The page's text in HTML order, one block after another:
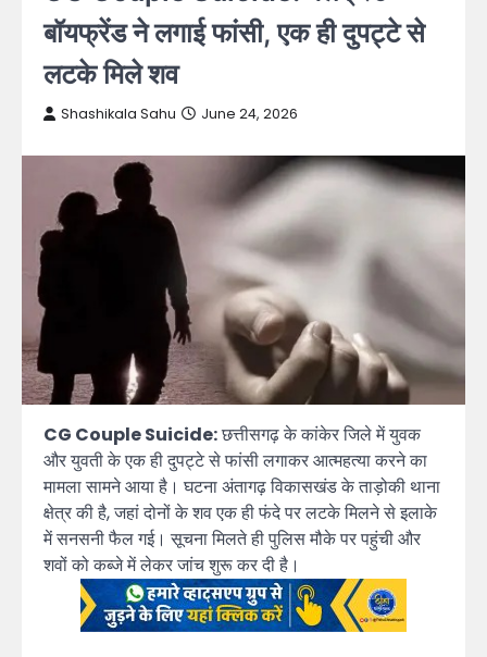
बॉयफ्रेंड ने लगाई फांसी, एक ही दुपट्टे से
लटके मिले शव
Shashikala Sahu June 24, 2026
CG Couple Suicide:छत्तीसगढ़ के कांकेर जिले में युवक
और युवती के एक ही दुपट्टे से फांसी लगाकर आत्महत्या करने का
मामला सामने आया है। घटना अंतागढ़ विकासखंड के ताड़ोकी थाना
क्षेत्र की है, जहां दोनों के शव एक ही फंदे पर लटके मिलने से इलाके
में सनसनी फैल गई। सूचना मिलते ही पुलिस मौके पर पहुंची और
शवों को कब्जे में लेकर जांच शुरू कर दी है।